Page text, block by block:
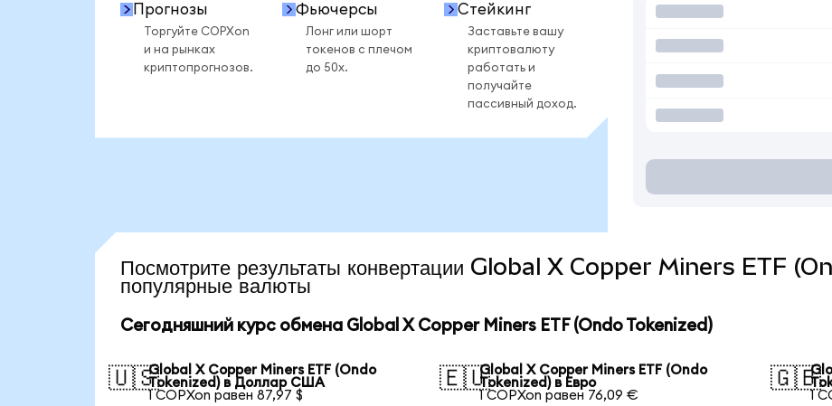
Прогнозы
Торгуйте COPXon
и на рынках
криптопрогнозов.
Фьючерсы
Лонг или шорт
токенов с плечом
до 50x.
Стейкинг
Заставьте вашу
криптовалюту
работать и
получайте
пассивный доход.
Посмотрите результаты конвертации Global X Copper Miners ETF
популярные валюты
Сегодняшний курс обмена Global X Copper Miners ETF (Ondo Tokenized)
🇺🇸Global X Copper Miners ETF (Ondo
Tokenized) в Доллар США
1 COPXon равен 87,97 $
🇪🇺Global X Copper Miners ETF (Ondo
Tokenized) в Евро
1 COPXon равен 76,09 €
🇬🇧
1